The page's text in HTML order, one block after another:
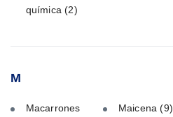
química(2)
M
Macarrones
Maicena(9)